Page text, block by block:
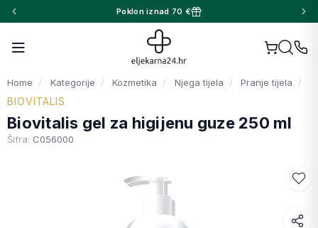
Poklon iznad 70 €
Home Kategorije Kozmetika Njega tijela Pranje tijela
BIOVITALIS
Biovitalis gel za higijenu guze 250 ml
Šifra: C056000